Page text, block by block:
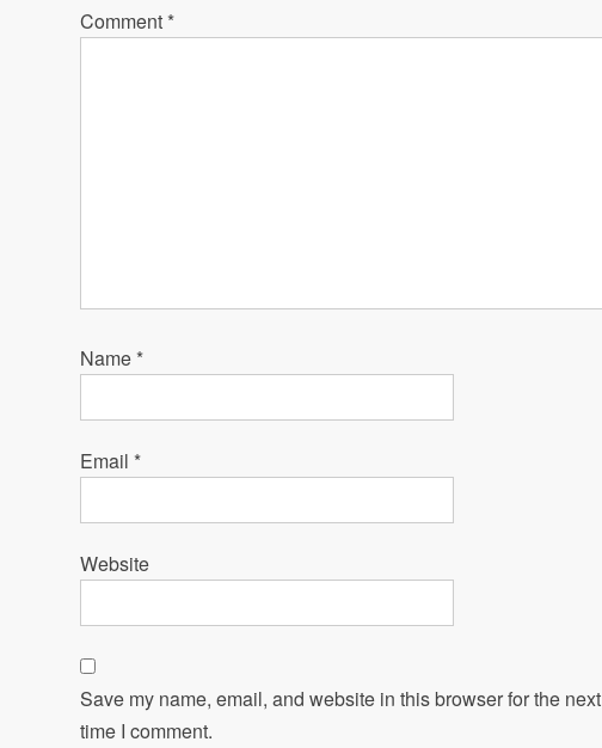
Comment *
Name *
Email *
Website
Save my name, email, and website in this browser for the next
time I comment.